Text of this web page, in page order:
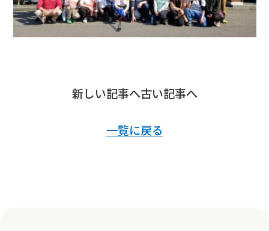
新しい記事へ古い記事へ
一覧に戻る